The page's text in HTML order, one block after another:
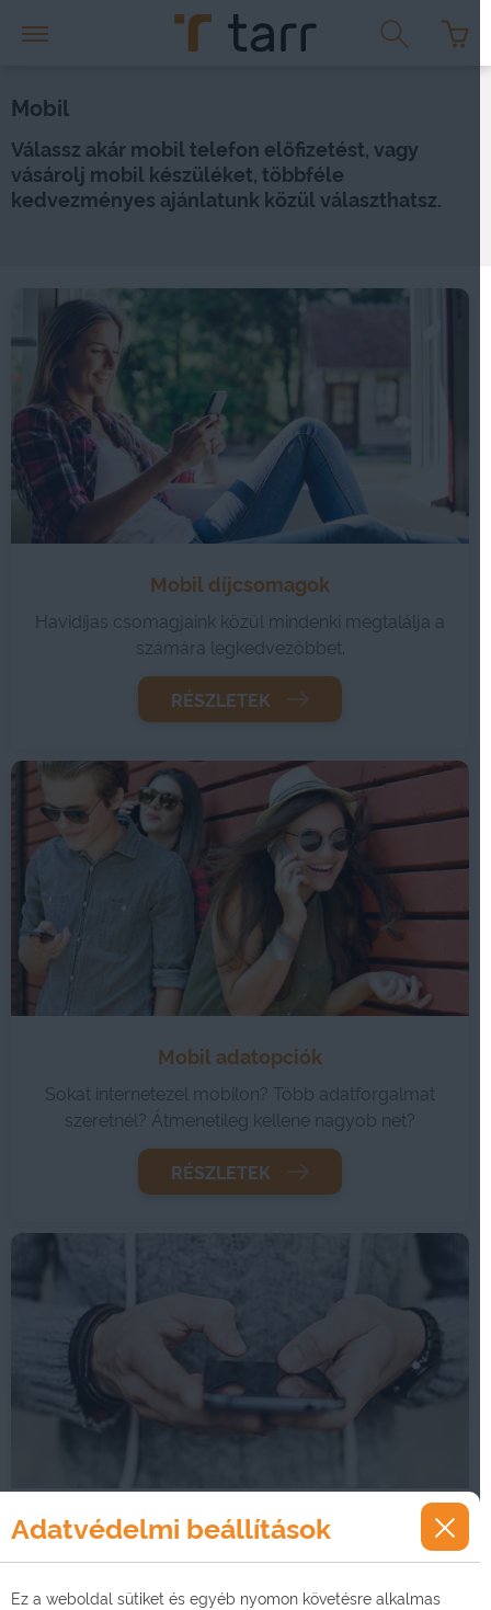
Adatvédelmi beállítások
Ez a weboldal sütiket és egyéb nyomon követésre alkalmas
Mobil
Válassz akár mobil telefon előfizetést, vagy
vásárolj mobil készüléket, többféle
kedvezményes ajánlatunk közül választhatsz.
Mobil díjcsomagok
Havidíjas csomagjaink közül mindenki megtalálja a
számára legkedvezőbbet.
RÉSZLETEK
Mobil adatopciók
Sokat internetezel mobilon? Több adatforgalmat
szeretnél? Átmenetileg kellene nagyob net?
RÉSZLETEK
Mobil készülékek
Több, mint 60 készülék közül választhatsz. Minden
készülékünk kártyafüggetlen!